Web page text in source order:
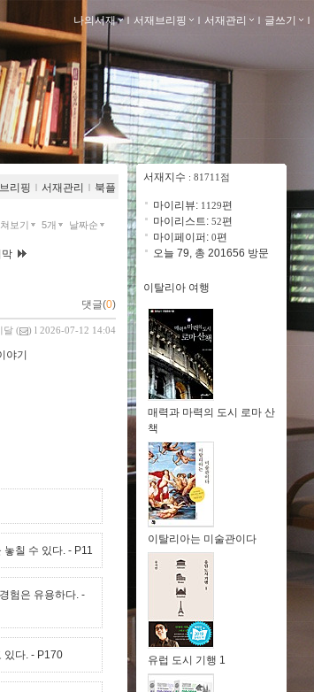
나의서재 ｌ 서재브리핑 ｌ 서재관리 ｌ 글쓰기 ｌ
리핑 ｌ 서재관리 ｌ 북플
보기 5개 날짜순
막
댓글(0)
달 ( ) l 2026-07-12 14:04
야기
놓칠 수 있다. - P11
험은 유용하다. -
있다. - P170
서재지수 : 81711점
마이리뷰: 1129편
마이리스트: 52편
마이페이퍼: 0편
오늘 79, 총 201656 방문
이탈리아 여행
매력과 마력의 도시 로마 산
책
이탈리아는 미술관이다
유럽 도시 기행 1